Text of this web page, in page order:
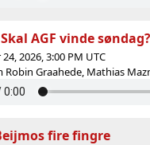
AGF vinde søndag?
2026, 3:00 PM UTC
Graahede, Mathias
fire fingre